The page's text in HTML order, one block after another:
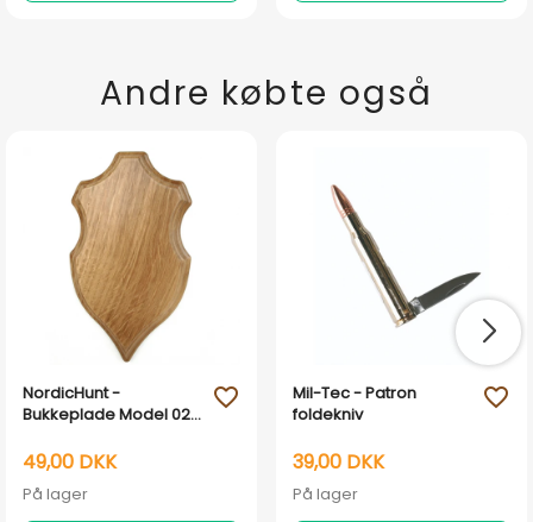
Andre købte også
NordicHunt -
Bukkeplade Model 023
49,00 DKK
På lager
favorite_outline
Mil-Tec - Patron
foldekniv
39,00 DKK
På lager
favorite_outline